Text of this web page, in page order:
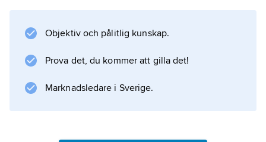
dras trådar ut på tygets båda ledder, ibland på
stomme för broderiet.
Objektiv och pålitlig kunskap.
Prova det, du kommer att gilla det!
Marknadsledare i Sverige.